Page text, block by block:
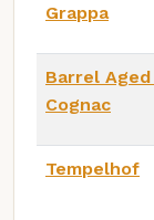
Grappa
Barrel
Cognac
Tempelhof